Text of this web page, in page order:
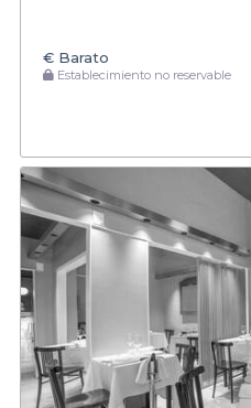
€ Barato
Establecimiento no reservable